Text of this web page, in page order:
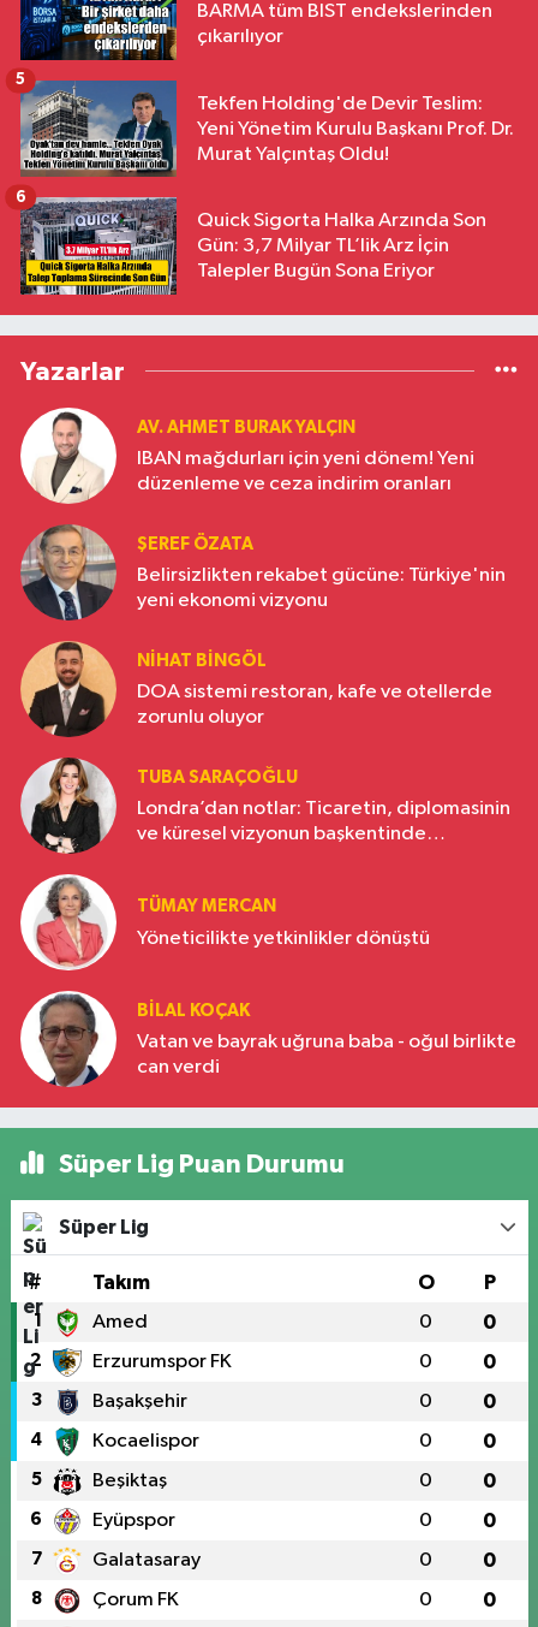
BARMA tüm BIST endekslerinden
çıkarılıyor
Tekfen Holding'de Devir Teslim:
Yeni Yönetim Kurulu Başkanı Prof. Dr.
Murat Yalçıntaş Oldu!
5
Quick Sigorta Halka Arzında Son
Gün: 3,7 Milyar TL’lik Arz İçin
Talepler Bugün Sona Eriyor
6
Yazarlar
AV. AHMET BURAK YALÇIN
IBAN mağdurları için yeni dönem! Yeni
düzenleme ve ceza indirim oranları
ŞEREF ÖZATA
Belirsizlikten rekabet gücüne: Türkiye'nin
yeni ekonomi vizyonu
NIHAT BINGÖL
DOA sistemi restoran, kafe ve otellerde
zorunlu oluyor
TUBA SARAÇOĞLU
Londra’dan notlar: Ticaretin, diplomasinin
ve küresel vizyonun başkentinde
TÜMAY MERCAN
Yöneticilikte yetkinlikler dönüştü
BILAL KOÇAK
Vatan ve bayrak uğruna baba - oğul birlikte
can verdi
Süper Lig Puan Durumu
Süper Lig
# Takım O P
1 Amed 0 0
2 Erzurumspor FK 0 0
3 Başakşehir 0 0
4 Kocaelispor 0 0
5 Beşiktaş 0 0
6 Eyüpspor 0 0
7 Galatasaray 0 0
8 Çorum FK 0 0